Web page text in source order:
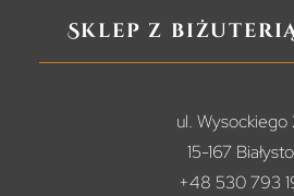
Sklep z
ul. Wysockiego
15-167
+48 530 793